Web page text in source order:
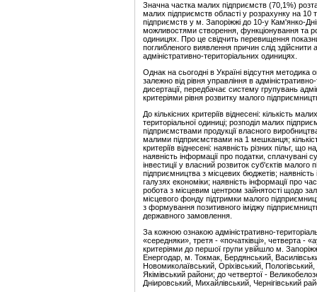
Значна частка малих підприємств (70,1%)
малих підприємств області у розрахунку на 10
підприємств у м. Запоріжжі до 10-у Кам'янко-
можливостями створення, функціонування та
одиницях. Про це свідчить перевищення
поглибленого виявлення причин слід
адміністративно-територіальних одиницях.
Однак на сьогодні в Україні відсутня методика
залежно від рівня управління в
дисертації, передбачає систему групувань
критеріями рівня розвитку малого
До кількісних критеріїв віднесені: кількість
територіальної одиниці; розподіл малих
підприємствами продукції власного
малими підприємствами на 1 мешканця;
критеріїв віднесені: наявність різних пільг,
наявність інформації про податки, сплачувані
інвестиції у власний розвиток суб'єктів
підприємництва з місцевих бюджетів; наявність
галузях економіки; наявність інформації про
робота з місцевим центром зайнятості щодо
місцевого фонду підтримки малого
з формування позитивного іміджу
державного замовлення.
За кожною ознакою адміністративно-
«середняки», третя - «початківці», четверта -
критеріями до першої групи увійшло м.
Енергодар, м. Токмак, Бердянський,
Новомиколаївський, Оріхівський,
Якімівський райони; до четвертої -
Дніировський, Михайлівський, Чернігівський